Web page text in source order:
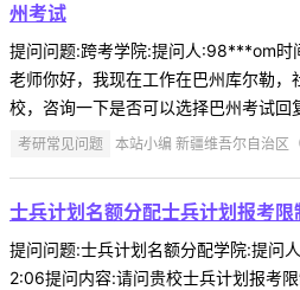
州考试
提问问题:跨考学院:提问人:98***om
老师你好，我现在工作在巴州库尔勒，
校，咨询一下是否可以选择巴州考试回
考研常见问题 本站小编 新疆维吾尔自治区
士兵计划名额分配士兵计划报考
提问问题:士兵计划名额分配学院:提问
2:06提问内容:请问贵校士兵计划报考